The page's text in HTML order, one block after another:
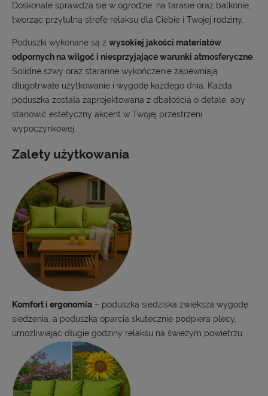
Doskonale sprawdzą się w ogrodzie, na tarasie oraz balkonie,
tworząc przytulną strefę relaksu dla Ciebie i Twojej rodziny.
Poduszki wykonane są z wysokiej jakości materiałów
odpornych na wilgoć i niesprzyjające warunki atmosferyczne.
Solidne szwy oraz staranne wykończenie zapewniają
długotrwałe użytkowanie i wygodę każdego dnia. Każda
poduszka została zaprojektowana z dbałością o detale, aby
stanowić estetyczny akcent w Twojej przestrzeni
wypoczynkowej.
Zalety użytkowania
Komfort i ergonomia – poduszka siedziska zwiększa wygodę
siedzenia, a poduszka oparcia skutecznie podpiera plecy,
umożliwiając długie godziny relaksu na świeżym powietrzu.